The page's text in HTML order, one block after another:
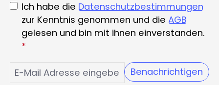
Ich habe die Datenschutzbestimmungen
zur Kenntnis genommen und die AGB
gelesen und bin mit ihnen einverstanden.
*
Benachrichtigen